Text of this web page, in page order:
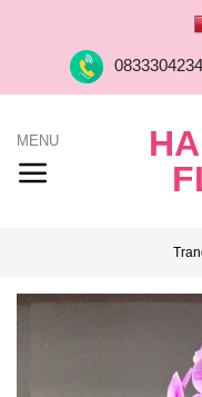
0833304234